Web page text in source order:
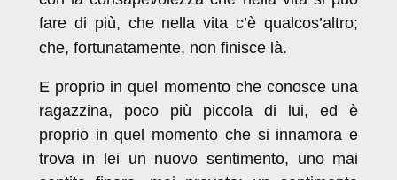
fare di più, che nella vita c’è qualcos’altro;
che, fortunatamente, non finisce là.
E proprio in quel momento che conosce una
ragazzina, poco più piccola di lui, ed è
proprio in quel momento che si innamora e
trova in lei un nuovo sentimento, uno mai